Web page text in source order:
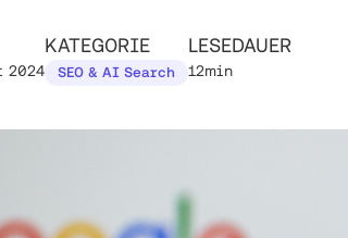
2024
KATEGORIE
SEO & AI Search
LESEDAUER
12min